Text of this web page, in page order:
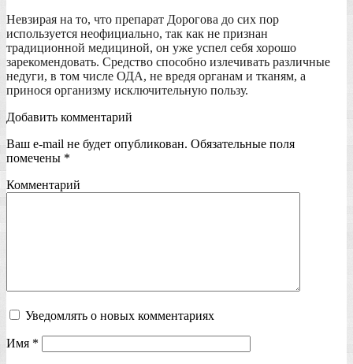
Невзирая на то, что препарат Дорогова до сих пор
используется неофициально, так как не признан
традиционной медициной, он уже успел себя хорошо
зарекомендовать. Средство способно излечивать различные
недуги, в том числе ОДА, не вредя органам и тканям, а
принося организму исключительную пользу.
Добавить комментарий
Ваш e-mail не будет опубликован. Обязательные поля
помечены *
Комментарий
Уведомлять о новых комментариях
Имя *